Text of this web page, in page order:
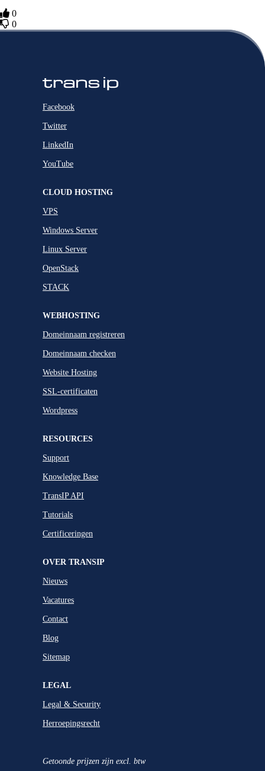
0
0
Facebook
Twitter
LinkedIn
YouTube
CLOUD HOSTING
VPS
Windows Server
Linux Server
OpenStack
STACK
WEBHOSTING
Domeinnaam registreren
Domeinnaam checken
Website Hosting
SSL-certificaten
Wordpress
RESOURCES
Support
Knowledge Base
TransIP API
Tutorials
Certificeringen
OVER TRANSIP
Nieuws
Vacatures
Contact
Blog
Sitemap
LEGAL
Legal & Security
Herroepingsrecht
Getoonde prijzen zijn excl. btw